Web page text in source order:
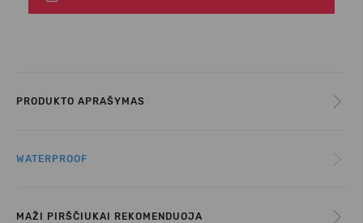
PRODUKTO APRAŠYMAS
WATERPROOF
MAŽI PIRŠČIUKAI REKOMENDUOJA